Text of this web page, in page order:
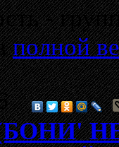
-
полной
(БОНИ'